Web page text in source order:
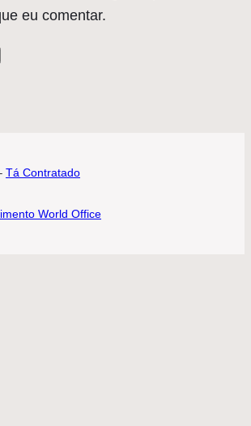
eu comentar.
Tá Contratado
World Office